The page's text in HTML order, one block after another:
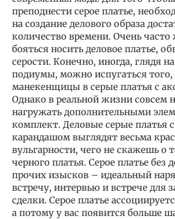
преподнести серое платье,
на создание делового образа
количество времени. Очень
бояться носить деловое платье,
серости. Конечно, иногда, глядя
подиумы, можно испугаться
манекенщицы в серые платья с
Однако в реальной жизни совсем
нагружать дополнительными
комплект. Деловые серые платья
карандашом выглядят весьма
вульгарности, чего не скажешь о
черного платья. Серое платье без
прочих изысков – идеальный
встречу, интервью и встрече для
сделки. Серое платье
а потому у вас появится больше